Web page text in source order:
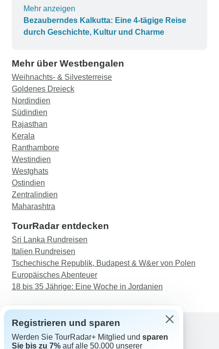
Reiseleiter - kenntnisreich und einnehmend. Eine
fantastische Möglichkeit, in kurzer Zeit einen
echten Eindruck von der Stadt der Freude zu
Mehr anzeigen
Bezauberndes Kalkutta: Eine 4-tägige Reise
durch Geschichte, Kultur und Charme
Mehr über Westbengalen
Weihnachts- & Silvesterreise
Goldenes Dreieck
Nordindien
Südindien
Rajasthan
Kerala
Ranthambore
Westindien
Westghats
Ostindien
Zentralindien
Maharashtra
TourRadar entdecken
Sri Lanka Rundreisen
Italien Rundreisen
Tschechische Republik, Budapest & W&er von Polen
Europäisches Abenteuer
18 bis 35 Jährige: Eine Woche in Jordanien
Support
Registrieren und sparen
Werden Sie TourRadar+ Mitglied und sparen
Sie bis zu 7% auf alle 50.000 unserer